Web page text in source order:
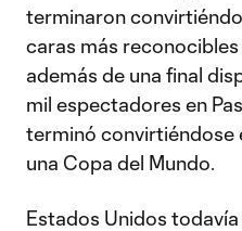
terminaron
caras más
además de una final
mil espectadores en
terminó convirtiéndose
una Copa del Mundo.
Estados Unidos